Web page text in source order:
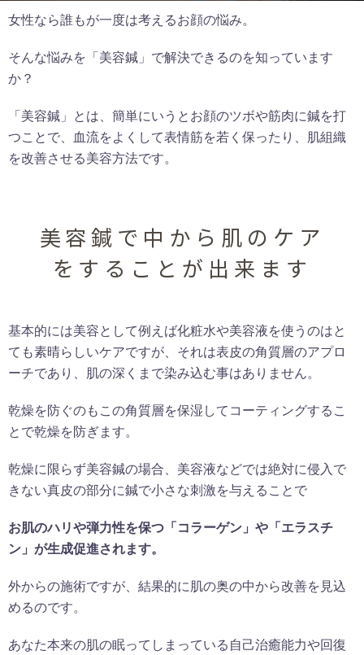
女性なら誰もが一度は考えるお顔の悩み。
そんな悩みを「美容鍼」で解決できるのを知っています
か？
「美容鍼」とは、簡単にいうとお顔のツボや筋肉に鍼を打
つことで、血流をよくして表情筋を若く保ったり、肌組織
を改善させる美容方法です。
美容鍼で中から肌のケア
をすることが出来ます
基本的には美容として例えば化粧水や美容液を使うのはと
ても素晴らしいケアですが、それは表皮の角質層のアプロ
ーチであり、肌の深くまで染み込む事はありません。
乾燥を防ぐのもこの角質層を保湿してコーティングするこ
とで乾燥を防ぎます。
乾燥に限らず美容鍼の場合、美容液などでは絶対に侵入で
きない真皮の部分に鍼で小さな刺激を与えることで
お肌のハリや弾力性を保つ「コラーゲン」や「エラスチ
ン」が生成促進されます。
外からの施術ですが、結果的に肌の奥の中から改善を見込
めるのです。
あなた本来の肌の眠ってしまっている自己治癒能力や回復